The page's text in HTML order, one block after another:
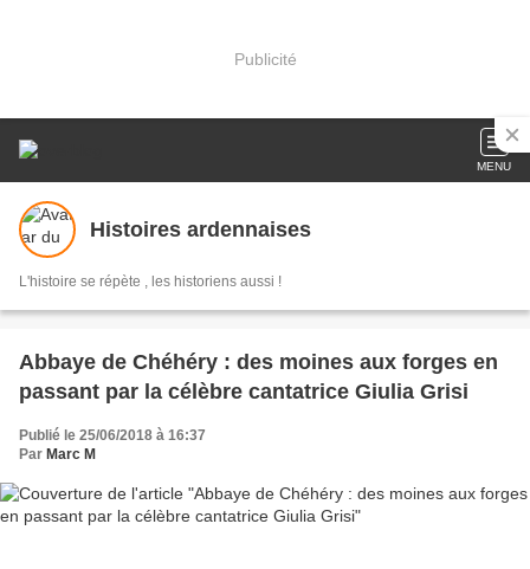
Publicité
MENU
Histoires ardennaises
L'histoire se répète , les historiens aussi !
Abbaye de Chéhéry : des moines aux forges en
passant par la célèbre cantatrice Giulia Grisi
Publié le 25/06/2018 à 16:37
Par Marc M